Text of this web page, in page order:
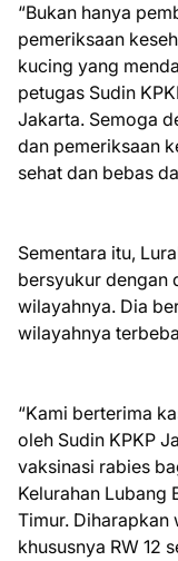
“Bukan hanya
pemeriksaan
kucing yang
petugas Sudin
Jakarta. Semoga
dan pemeriksaan
sehat dan bebas
Sementara itu,
bersyukur dengan
wilayahnya. Dia
wilayahnya
“Kami berterima
oleh Sudin KPKP
vaksinasi rabies
Kelurahan Lubang
Timur. Diharapkan
khususnya RW 12